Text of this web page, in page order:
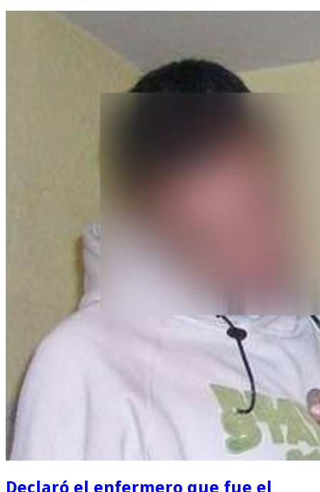
Declaró el enfermero que fue el